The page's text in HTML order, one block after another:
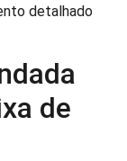
detalhado
de